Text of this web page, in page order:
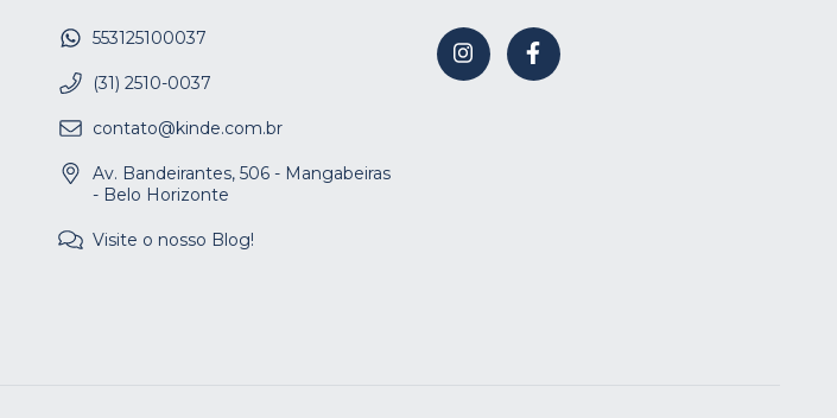
553125100037
(31) 2510-0037
contato@kinde.com.br
Av. Bandeirantes, 506 - Mangabeiras
- Belo Horizonte
Visite o nosso Blog!